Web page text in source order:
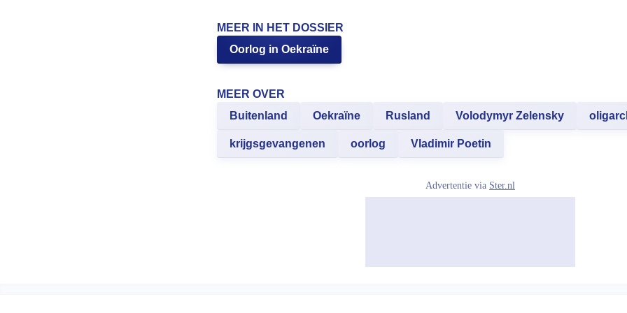
MEER IN HET DOSSIER
Oorlog in Oekraïne
MEER OVER
Buitenland
Oekraïne Rusland Volodymyr Zelensky
krijgsgevangenen oorlog Vladimir Poetin
Advertentie via Ster.nl